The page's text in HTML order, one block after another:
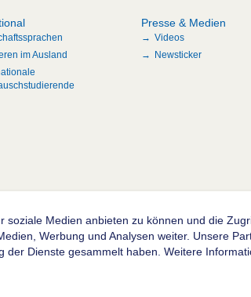
im Ausland
Presse & Medien
Videos
Newsticker
Medien anbieten zu können und die
Werbung und Analysen weiter. Unsere
Dienste gesammelt haben. Weitere